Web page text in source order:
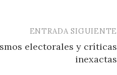
ENTRADA SIGUIENTE
electorales y críticas
inexactas